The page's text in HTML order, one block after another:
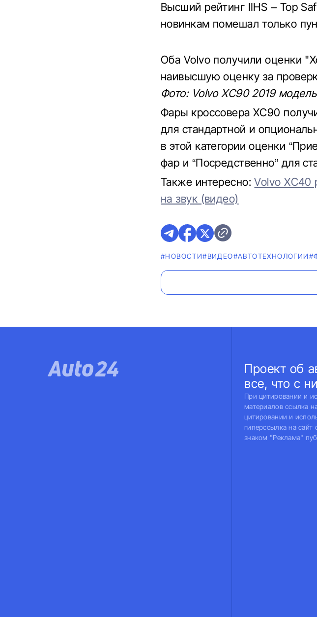
Высший рейтинг IIHS – Top
новинкам помешал только
Оба Volvo получили оценки
наивысшую оценку за
Фото: Volvo XC90 2019
Фары кроссовера XC90
для стандартной и
в этой категории оценки
фар и “Посредственно” для
Также интересно:Volvo XC40
на звук (видео)
#НОВОСТИ#ВИДЕО#АВТОТЕХНОЛОГИИ
Проект об
все, что с
При цитировании и
материалов ссылка
цитировании и
гиперссылка на сайт
знаком "Реклама"